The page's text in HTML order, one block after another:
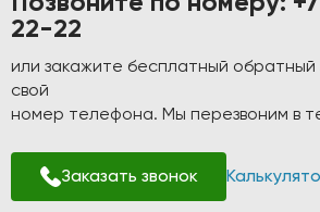
22-22
или закажите бесплатный обратный
свой
номер телефона. Мы перезвоним в
Заказать звонок